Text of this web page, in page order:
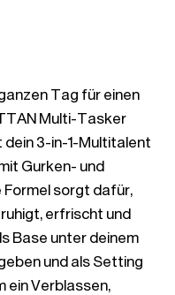
Tag für einen
Multi-Tasker
dein 3-in-1-Multitalent
Gurken- und
sorgt dafür,
erfrischt und
Base unter deinem
und als Setting
ein Verblassen,